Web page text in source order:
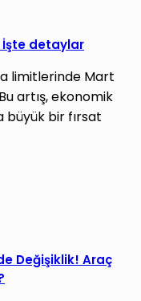
İşte detaylar
limitlerinde Mart
artış, ekonomik
bir fırsat
Değişiklik! Araç